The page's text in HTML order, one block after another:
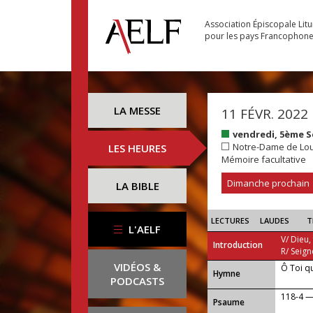
Association Épiscopale
pour les pays
LA MESSE
LES HEURES
LA BIBLE
L'AELF
VIDÉOS &
PODCASTS
11 FÉVR. 2022
vendredi, 5ème
Notre-Dame de
Mémoire facultative
Dimanche prochain
LECTURES LAUDES
Introduction
V/
R/
...
Hymne Ô Toi
Psaume 118-4